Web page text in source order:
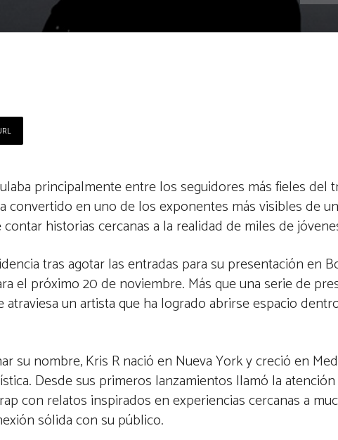
principalmente entre los seguidores más fieles del
convertido en uno de los exponentes más visibles de
historias cercanas a la realidad de miles de
tras agotar las entradas para su presentación en
el próximo 20 de noviembre. Más que una serie de
un artista que ha logrado abrirse espacio
su nombre, Kris R nació en Nueva York y creció en
Desde sus primeros lanzamientos llamó la
con relatos inspirados en experiencias cercanas a
sólida con su público.